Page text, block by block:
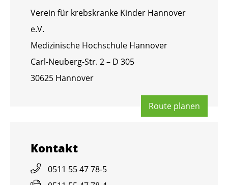
Ver­ein für krebs­kran­ke Kin­der Han­no­ver
e.V.
Me­di­zi­ni­sche Hoch­schu­le Han­no­ver
Carl-Neu­berg-Str. 2 – D 305
30625 Han­no­ver
Route pla­nen
Kon­takt
0511 55 47 78-5